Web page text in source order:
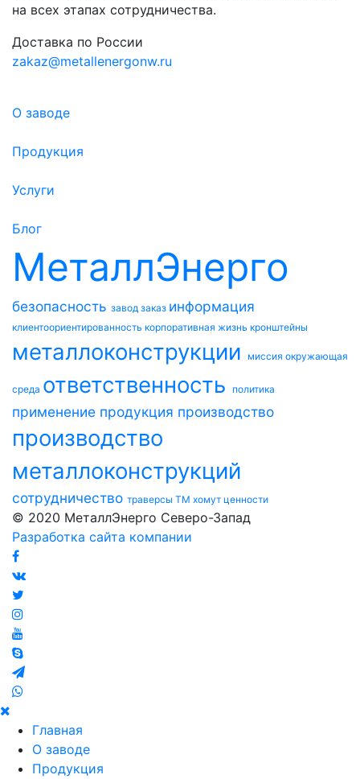
на всех этапах сотрудничества.
Доставка по России
zakaz@metallenergonw.ru
О заводе
Продукция
Услуги
Блог
МеталлЭнерго
безопасность завод заказ информация
клиентоориентированность корпоративная жизнь кронштейны
металлоконструкции миссия окружающая
среда ответственность политика
применение продукция производство
производство
металлоконструкций
сотрудничество траверсы ТМ хомут ценности
© 2020 МеталлЭнерго Северо-Запад
Разработка сайта компании
Главная
О заводе
Продукция